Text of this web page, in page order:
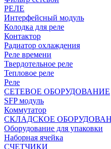
РЕЛЕ
Интерфейсный модуль
Колодка для реле
Контактор
Радиатор охлаждения
Реле времени
Твердотельное реле
Тепловое реле
Реле
СЕТЕВОЕ ОБОРУДОВАНИЕ
SFP модуль
Коммутатор
СКЛАДСКОЕ
Оборудование для упаковки
Наборная ячейка
СЧЕТЧИКИ